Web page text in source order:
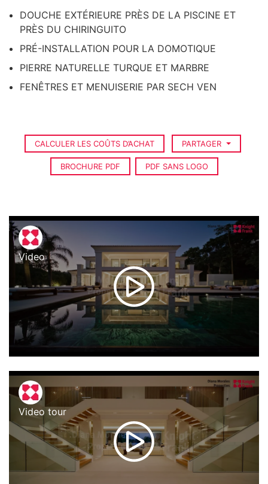
DOUCHE EXTÉRIEURE PRÈS DE LA PISCINE ET
PRÈS DU CHIRINGUITO
PRÉ-INSTALLATION POUR LA DOMOTIQUE
PIERRE NATURELLE TURQUE ET MARBRE
FENÊTRES ET MENUISERIE PAR SECH VEN
CALCULER LES COÛTS D’ACHAT PARTAGER
BROCHURE PDF PDF SANS LOGO
Video
Video tour